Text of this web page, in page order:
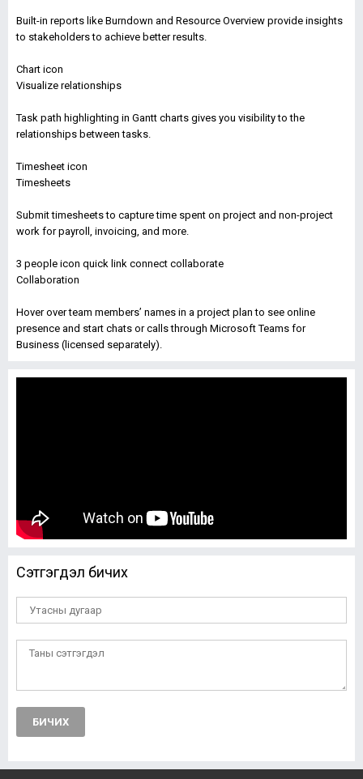
Built-in reports like Burndown and Resource Overview provide insights
to stakeholders to achieve better results.
Chart icon
Visualize relationships
Task path highlighting in Gantt charts gives you visibility to the
relationships between tasks.
Timesheet icon
Timesheets
Submit timesheets to capture time spent on project and non-project
work for payroll, invoicing, and more.
3 people icon quick link connect collaborate
Collaboration
Hover over team members’ names in a project plan to see online
presence and start chats or calls through Microsoft Teams for
Business (licensed separately).
Сэтгэгдэл бичих
БИЧИХ